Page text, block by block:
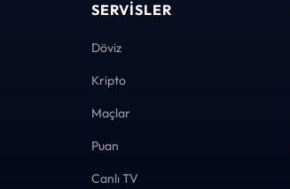
SERVISLER
Döviz
Kripto
Maçlar
Puan
Canlı TV